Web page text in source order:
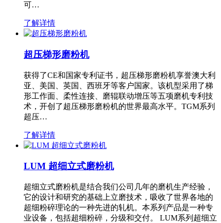
可…
了解详情
超压梯形磨粉机
获得了CE和国家专利证书，超压梯形磨粉机享誉澳大利
亚、美国、英国、西班牙等客户国家。该机型采用了梯
形工作面、柔性连接、磨辊联动增压等五项磨机专利技
术，开创了超压梯形磨粉机的世界最高水平。TGM系列
超压…
了解详情
LUM 超细立式磨粉机
超细立式磨粉机是结合我们公司几年的磨机生产经验，
它的设计和研究的基础上立磨技术，吸收了世界各地的
超细粉碎理论的一种先进的轧机。本系列产品是一种专
业设备，包括超细粉碎，分级和交付。 LUM系列超细立